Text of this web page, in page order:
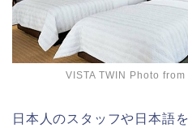
VISTA TWIN Photo
日本人のスタッフや日本語